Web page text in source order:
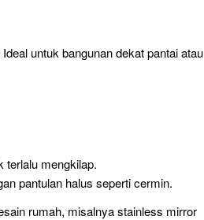
untuk bangunan dekat pantai atau
terlalu mengkilap.
pantulan halus seperti cermin.
rumah, misalnya stainless mirror